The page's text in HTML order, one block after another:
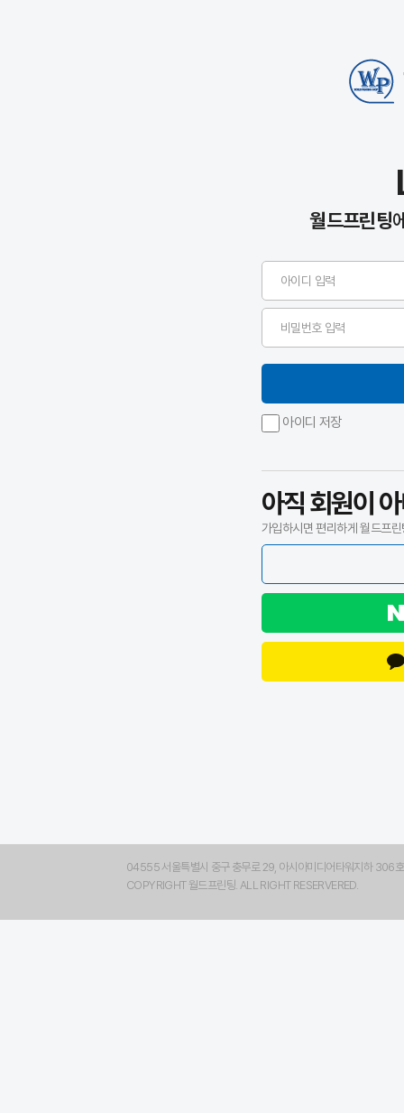
월드프린팅
아이디 저장
아직 회원이
가입하시면 편리하게월드프린
04555 서울특별시 중구 충무로 29, 아시아미디어타워지하 306
COPYRIGHT 월드프린팅. ALL RIGHT RESERVERED.